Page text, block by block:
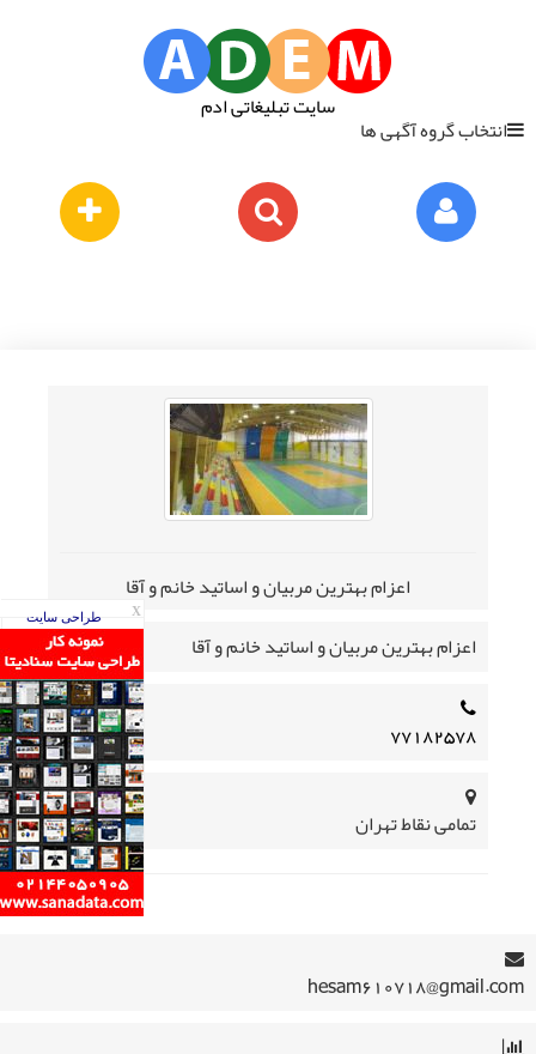
X طراحی سایت
سایت تبلیغاتی ادم
انتخاب گروه آگهی ها
اعزام بهترین مربیان و اساتید خانم و آقا
اعزام بهترین مربیان و اساتید خانم و آقا
۷۷۱۸۲۵۷۸
تمامی نقاط تهران
hesam610718@gmail.com